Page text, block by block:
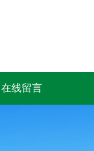
在线留言